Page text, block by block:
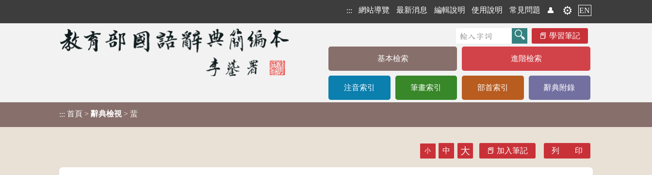
::: 網站導覽 最新消息 編輯說明 使用說明 常見問題 👤 ⚙️ EN
學習筆記
基本檢索 進階檢索
注音索引 筆畫索引 部首索引 辭典附錄
::: 首頁 > 辭典檢視 > 蜚
小 中 大 加入筆記 列 印